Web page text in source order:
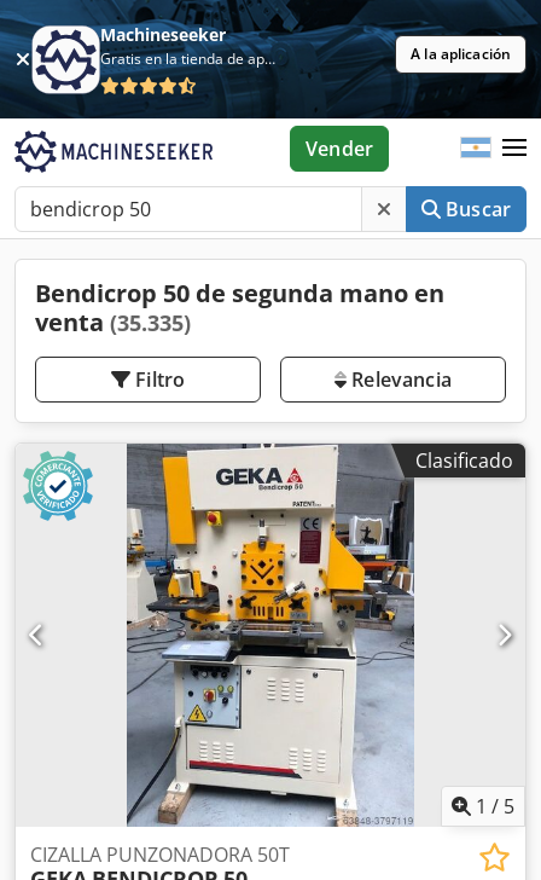
Machineseeker
Gratis en la tienda de aplicaciones A la aplicación
Buscar
Vender
Bendicrop 50 de segunda mano en
venta (35.335)
Filtro Relevancia
Clasificado
1 / 5
CIZALLA PUNZONADORA 50T